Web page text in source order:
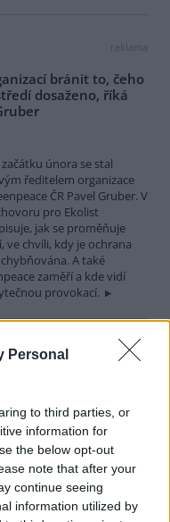
Personal
to third parties, or
information for
the below opt-out
note that after your
continue seeing
information utilized by
reklama
bránit to, čeho
dosaženo, říká
začátku února se stal
ředitelem organizace
ČR Pavel Gruber. V
pro Ekolist
jak se proměňuje
ve chvíli, kdy je ochrana
A také
zaměří a kde vidí
provokací.
žalu
bolest
úzkost,
žal, klimatický
Jsou to nové
nebo prožívali
pocity i lidé v
prostředí jsou na jednu
mohou narůst až do